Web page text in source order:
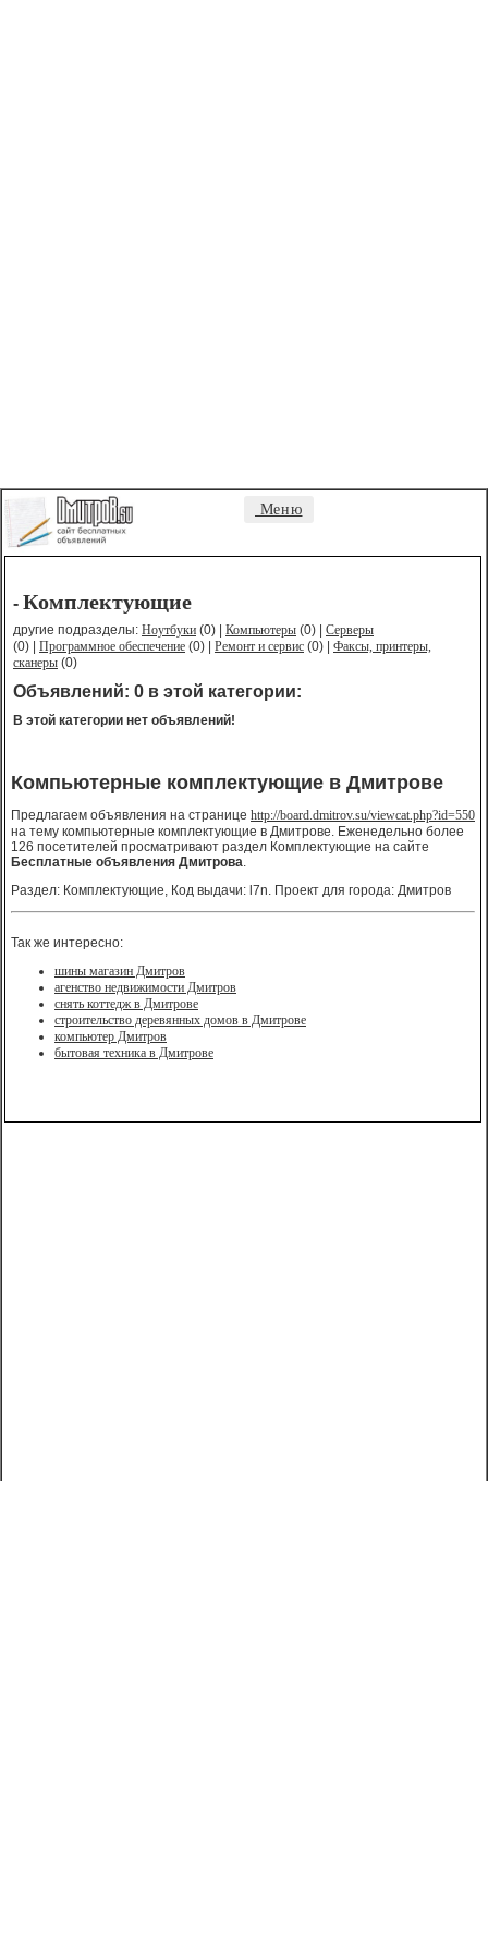
Меню
- Комплектующие
другие подразделы: Ноутбуки (0) | Компьютеры (0) | Серверы
(0) | Программное обеспечение (0) | Ремонт и сервис (0) | Факсы, принтеры,
сканеры (0)
Объявлений: 0 в этой категории:
В этой категории нет объявлений!
Компьютерные комплектующие в Дмитрове
Предлагаем объявления на странице http://board.dmitrov.su/viewcat.php?id=550
на тему компьютерные комплектующие в Дмитрове. Еженедельно более
126 посетителей просматривают раздел Комплектующие на сайте
Бесплатные объявления Дмитрова.
Раздел: Комплектующие, Код выдачи: l7n. Проект для города: Дмитров
Так же интересно:
шины магазин Дмитров
агенство недвижимости Дмитров
снять коттедж в Дмитрове
строительство деревянных домов в Дмитрове
компьютер Дмитров
бытовая техника в Дмитрове